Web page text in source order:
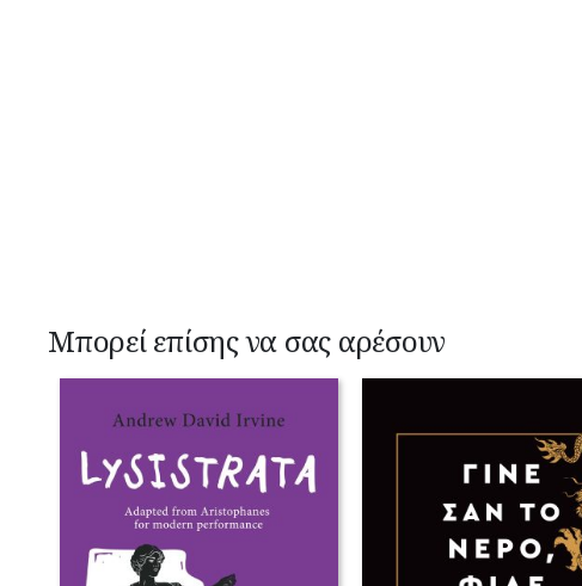
Μπορεί επίσης να σας αρέσουν